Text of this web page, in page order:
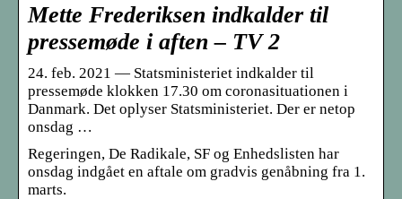
Mette Frederiksen indkalder til
pressemøde i aften – TV 2
24. feb. 2021 — Statsministeriet indkalder til
pressemøde klokken 17.30 om coronasituationen i
Danmark. Det oplyser Statsministeriet. Der er netop
onsdag …
Regeringen, De Radikale, SF og Enhedslisten har
onsdag indgået en aftale om gradvis genåbning fra 1.
marts.